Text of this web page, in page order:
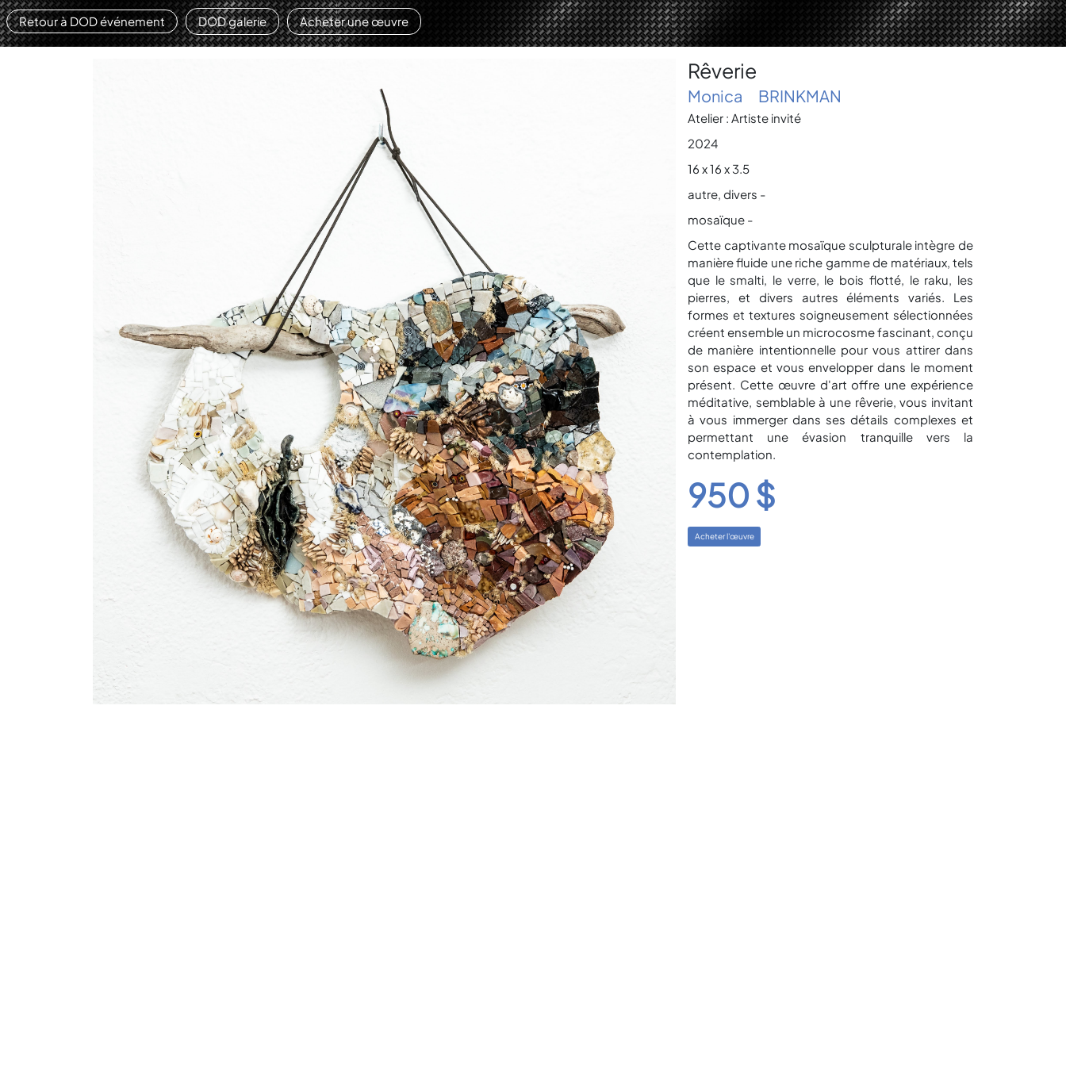
Retour à DOD événement DOD galerie Acheter une œuvre
Rêverie
Monica BRINKMAN
Atelier : Artiste invité
2024
16 x 16 x 3.5
autre, divers -
mosaïque -
Cette captivante mosaïque sculpturale intègre de
manière fluide une riche gamme de matériaux, tels
que le smalti, le verre, le bois flotté, le raku, les
pierres, et divers autres éléments variés. Les
formes et textures soigneusement sélectionnées
créent ensemble un microcosme fascinant, conçu
de manière intentionnelle pour vous attirer dans
son espace et vous envelopper dans le moment
présent. Cette œuvre d'art offre une expérience
méditative, semblable à une rêverie, vous invitant
à vous immerger dans ses détails complexes et
permettant une évasion tranquille vers la
contemplation.
950 $
Acheter l'œuvre